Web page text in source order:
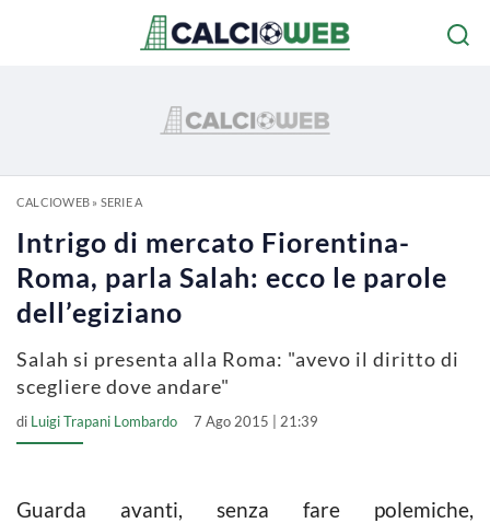
CALCIOWEB» SERIE A
Intrigo di mercato Fiorentina-
Roma, parla Salah: ecco le parole
dell’egiziano
Salah si presenta alla Roma: "avevo il diritto di
scegliere dove andare"
di Luigi Trapani Lombardo 7 Ago 2015 | 21:39
Guarda avanti, senza fare polemiche,